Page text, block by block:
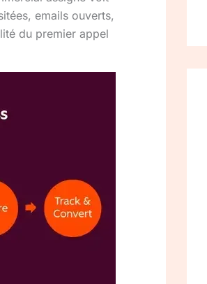
emails ouverts,
du premier appel